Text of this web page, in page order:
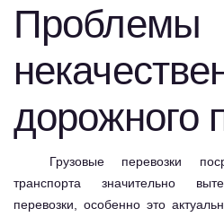
Проблемы
дорожного
Грузовые перевозки
транспорта значительно
перевозки, особенно это